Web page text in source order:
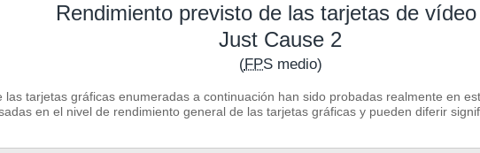
Rendimiento previsto de las tarjetas de
Just Cause 2
(FPSmedio)
las tarjetas gráficas enumeradas a continuación han sido probadas realmente en
en el nivel de rendimiento general de las tarjetas gráficas y pueden diferir